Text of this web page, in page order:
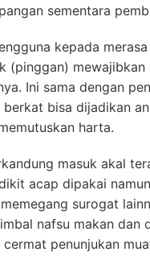
sementara
kepada
(pinggan) mewajibkan
Ini sama dengan
berkat bisa dijadikan
harta.
masuk akal
acap dipakai
surogat
nafsu makan dan
penunjukan